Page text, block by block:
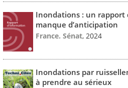
Inondations : un rapport
manque d’anticipation
France. Sénat, 2024
Inondations par
à prendre au sérieux